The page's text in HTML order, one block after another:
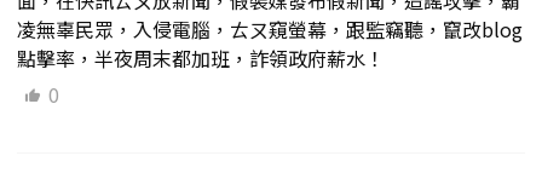
凌無辜民眾，入侵電腦，ㄊㄡ窺螢幕，跟監竊聽，竄改blog
點擊率，半夜周末都加班，詐領政府薪水！
0